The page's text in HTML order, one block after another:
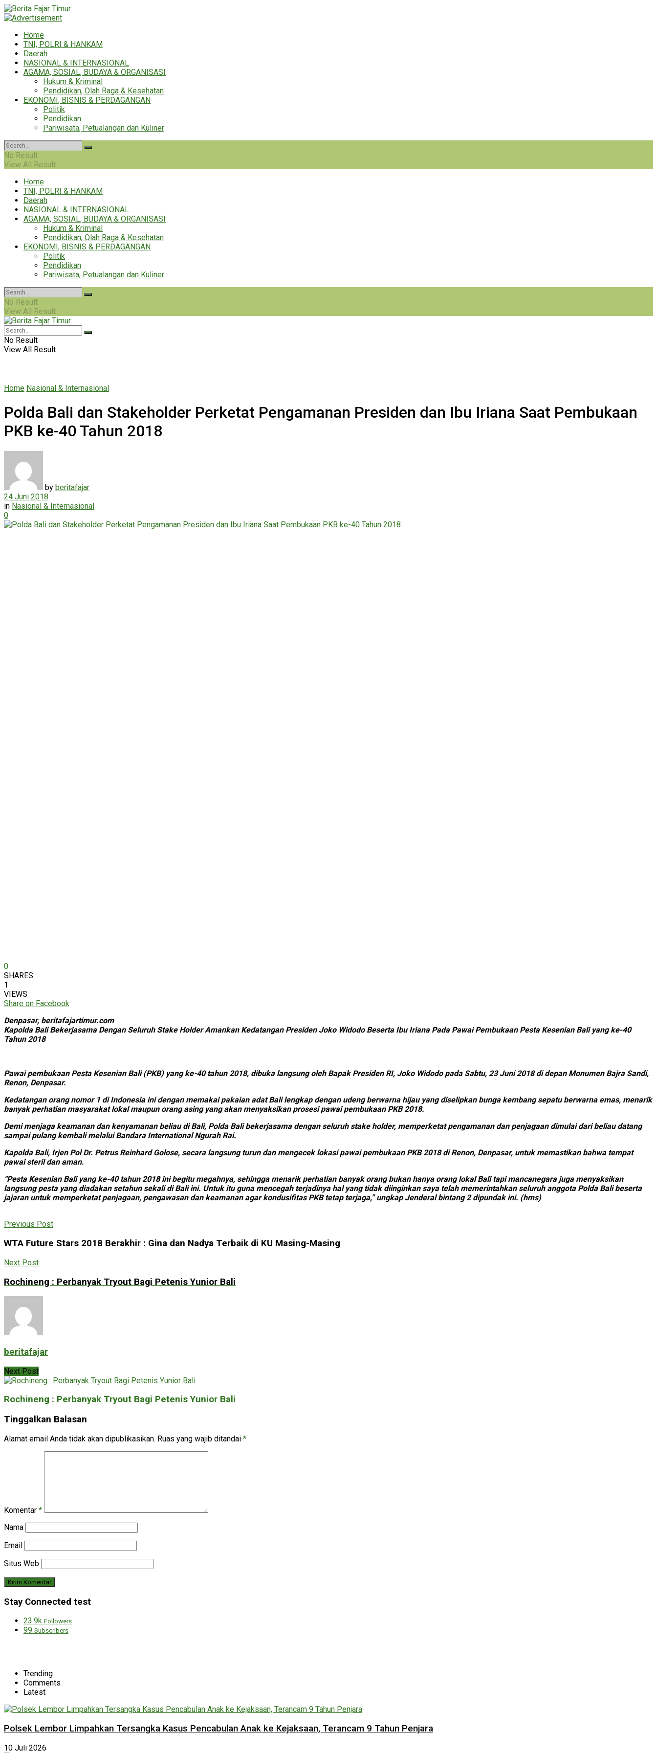
Home
TNI, POLRI & HANKAM
Daerah
NASIONAL & INTERNASIONAL
AGAMA, SOSIAL, BUDAYA & ORGANISASI
Hukum & Kriminal
Pendidikan, Olah Raga & Kesehatan
EKONOMI, BISNIS & PERDAGANGAN
Politik
Pendidikan
Pariwisata, Petualangan dan Kuliner
No Result
View All Result
Home
TNI, POLRI & HANKAM
Daerah
NASIONAL & INTERNASIONAL
AGAMA, SOSIAL, BUDAYA & ORGANISASI
Hukum & Kriminal
Pendidikan, Olah Raga & Kesehatan
EKONOMI, BISNIS & PERDAGANGAN
Politik
Pendidikan
Pariwisata, Petualangan dan Kuliner
No Result
View All Result
No Result
View All Result
Home Nasional & Internasional
Polda Bali dan Stakeholder Perketat Pengamanan Presiden dan Ibu Iriana Saat Pembukaan
PKB ke-40 Tahun 2018
by beritafajar
24 Juni 2018
in Nasional & Internasional
0
0
SHARES
1
VIEWS
Share on Facebook
Denpasar, beritafajartimur.com
Kapolda Bali Bekerjasama Dengan Seluruh Stake Holder Amankan Kedatangan Presiden Joko Widodo Beserta Ibu Iriana Pada Pawai Pembukaan Pesta Kesenian Bali yang ke-40
Tahun 2018
Pawai pembukaan Pesta Kesenian Bali (PKB) yang ke-40 tahun 2018, dibuka langsung oleh Bapak Presiden RI, Joko Widodo pada Sabtu, 23 Juni 2018 di depan Monumen Bajra Sandi,
Renon, Denpasar.
Kedatangan orang nomor 1 di Indonesia ini dengan memakai pakaian adat Bali lengkap dengan udeng berwarna hijau yang diselipkan bunga kembang sepatu berwarna emas, menarik
banyak perhatian masyarakat lokal maupun orang asing yang akan menyaksikan prosesi pawai pembukaan PKB 2018.
Demi menjaga keamanan dan kenyamanan beliau di Bali, Polda Bali bekerjasama dengan seluruh stake holder, memperketat pengamanan dan penjagaan dimulai dari beliau datang
sampai pulang kembali melalui Bandara International Ngurah Rai.
Kapolda Bali, Irjen Pol Dr. Petrus Reinhard Golose, secara langsung turun dan mengecek lokasi pawai pembukaan PKB 2018 di Renon, Denpasar, untuk memastikan bahwa tempat
pawai steril dan aman.
“Pesta Kesenian Bali yang ke-40 tahun 2018 ini begitu megahnya, sehingga menarik perhatian banyak orang bukan hanya orang lokal Bali tapi mancanegara juga menyaksikan
langsung pesta yang diadakan setahun sekali di Bali ini. Untuk itu guna mencegah terjadinya hal yang tidak diinginkan saya telah memerintahkan seluruh anggota Polda Bali beserta
jajaran untuk memperketat penjagaan, pengawasan dan keamanan agar kondusifitas PKB tetap terjaga,” ungkap Jenderal bintang 2 dipundak ini. (hms)
Previous Post
WTA Future Stars 2018 Berakhir : Gina dan Nadya Terbaik di KU Masing-Masing
Next Post
Rochineng : Perbanyak Tryout Bagi Petenis Yunior Bali
beritafajar
Next Post
Rochineng : Perbanyak Tryout Bagi Petenis Yunior Bali
Tinggalkan Balasan
Alamat email Anda tidak akan dipublikasikan. Ruas yang wajib ditandai *
Komentar *
Nama
Email
Situs Web
Stay Connected test
23.9k Followers
99 Subscribers
Trending
Comments
Latest
Polsek Lembor Limpahkan Tersangka Kasus Pencabulan Anak ke Kejaksaan, Terancam 9 Tahun Penjara
10 Juli 2026